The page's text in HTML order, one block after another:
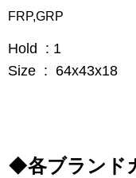
FRP,GRP
Hold : 1
Size : 64x43x18
◆各ブランド